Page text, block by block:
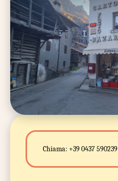
Chiama: +39 0437 590239